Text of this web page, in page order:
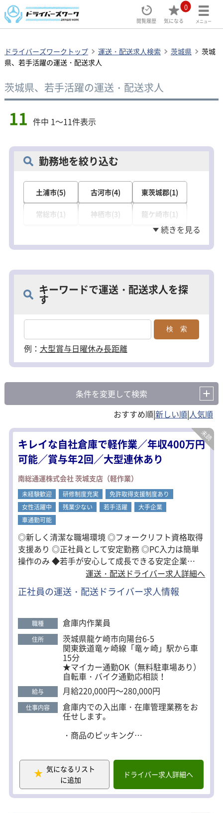
閲覧履歴
0
気になる メニュー
ドライバーズワークトップ 運送・配送求人検索 茨城県
茨城
県、若手活躍の運送・配送求人
茨城県、若手活躍の運送・配送求人
11 件中 1～11件表示
勤務地を絞り込む
土浦市(5) 古河市(4) 東茨城郡(1)
常総市(1) 神栖市(3) 龍ケ崎市(1)
キーワードで運送・配送求人を探
す
例： 大型賞与日曜休み長距離
条件を変更して検索
|
|
キレイな自社倉庫で軽作業／年収400万円
可能／賞与年2回／大型連休あり
南総通運株式会社 茨城支店（軽作業）
未経験歓迎 研修制度充実
免許取得支援制度あり
女性活躍中
残業少ない 若手活躍
大手企業
車通勤可能
◎新しく清潔な職場環境 ◎フォークリフト資格取得
支援あり ◎正社員として安定勤務 ◎PC入力は簡単
操作のみ ◆若手が安心して成長できる安定企業
1942年設立の老舗企業。 関東に10拠点を展開する
安定企業です。 景気に左右されにくい基盤と、充実
の福利厚生で 正社員の定着率は9割以上。 未経験か
きる会社で働きたい」 そんな方にぴったりの環境で
す。
運送・配送ドライバー求人詳細へ
正社員の運送・配送ドライバー求人情報
職種 倉庫内作業員
住所 茨城県龍ケ崎市向陽台6-5
関東鉄道竜ヶ崎線「竜ヶ崎」駅から車
15分
★マイカー通勤OK（無料駐車場あり）
自転車・バイク通勤応相談！
給与 月給220,000円～280,000円
仕事内容 倉庫内での入出庫・在庫管理業務をお
任せします。
・商品のピッキング
・フォークリフトでの運搬作業
※フォークリフト免許は入社後に取得
可能（取得支援制度あり）
※応募時は必須ではありません
気になるリスト
に追加
ドライバー求人詳細へ